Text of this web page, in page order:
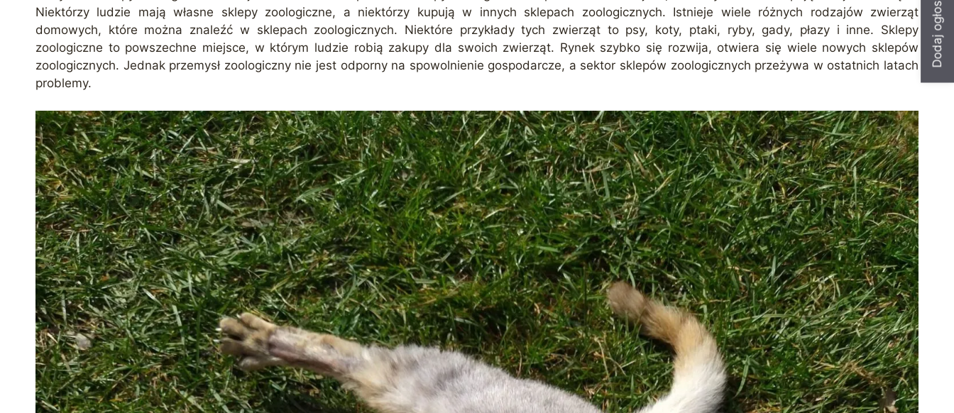
Niektórzy ludzie mają własne sklepy zoologiczne, a niektórzy kupują w innych sklepach zoologicznych. Istnieje wiele różnych rodzajów zwierząt
domowych, które można znaleźć w sklepach zoologicznych. Niektóre przykłady tych zwierząt to psy, koty, ptaki, ryby, gady, płazy i inne. Sklepy
zoologiczne to powszechne miejsce, w którym ludzie robią zakupy dla swoich zwierząt. Rynek szybko się rozwija, otwiera się wiele nowych sklepów
zoologicznych. Jednak przemysł zoologiczny nie jest odporny na spowolnienie gospodarcze, a sektor sklepów zoologicznych przeżywa w ostatnich latach
problemy.